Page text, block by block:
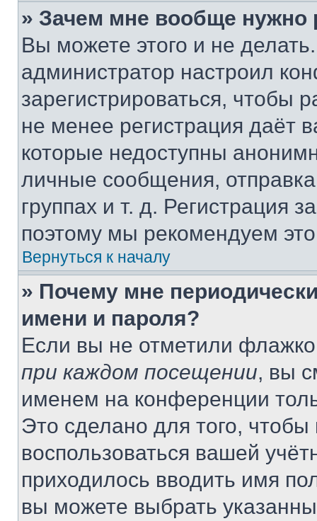
» Зачем мне вообще нужно
Вы можете этого и не
администратор настроил
зарегистрироваться, чтобы
не менее регистрация даёт
которые недоступны
личные сообщения,
группах и т. д. Регистрация
поэтому мы рекомендуем
Вернуться к началу
» Почему мне
имени и пароля?
Если вы не отметили
при каждом посещении, вы
именем на конференции
Это сделано для того, чтобы
воспользоваться вашей
приходилось вводить имя
вы можете выбрать